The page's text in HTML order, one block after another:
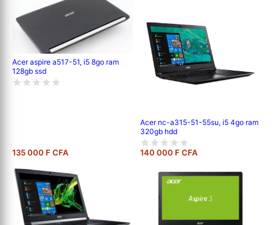
Acer aspire a517-51, i5 8go ram
128gb ssd
135 000 F CFA
Acer nc-a315-51-55su, i5 4go ram
320gb hdd
140 000 F CFA